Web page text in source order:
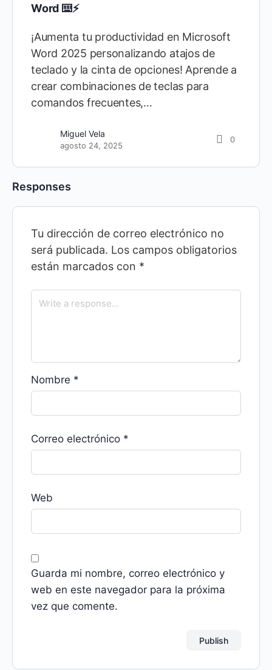
Word ⌨️⚡
¡Aumenta tu productividad en Microsoft
Word 2025 personalizando atajos de
teclado y la cinta de opciones! Aprende a
crear combinaciones de teclas para
comandos frecuentes,…
Miguel Vela
agosto 24, 2025
0
Responses
Tu dirección de correo electrónico no
será publicada. Los campos obligatorios
están marcados con *
Nombre *
Correo electrónico *
Web
Guarda mi nombre, correo electrónico y
web en este navegador para la próxima
vez que comente.